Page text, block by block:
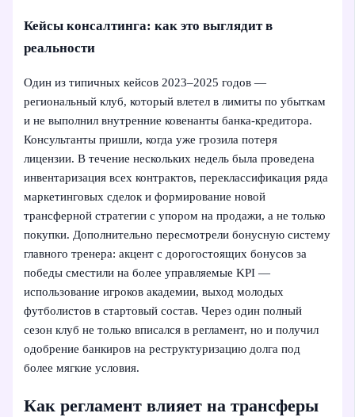
Кейсы консалтинга: как это выглядит в
реальности
Один из типичных кейсов 2023–2025 годов —
региональный клуб, который влетел в лимиты по убыткам
и не выполнил внутренние ковенанты банка‑кредитора.
Консультанты пришли, когда уже грозила потеря
лицензии. В течение нескольких недель была проведена
инвентаризация всех контрактов, переклассификация ряда
маркетинговых сделок и формирование новой
трансферной стратегии с упором на продажи, а не только
покупки. Дополнительно пересмотрели бонусную систему
главного тренера: акцент с дорогостоящих бонусов за
победы сместили на более управляемые KPI —
использование игроков академии, выход молодых
футболистов в стартовый состав. Через один полный
сезон клуб не только вписался в регламент, но и получил
одобрение банкиров на реструктуризацию долга под
более мягкие условия.
Как регламент влияет на трансферы